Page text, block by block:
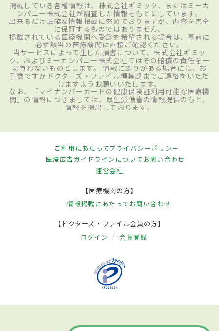
掲載している各種情報は、株式会社ギミック、またはミーカ
ンパニー株式会社が調査した情報をもとにしています。
出来るだけ正確な情報掲載に努めておりますが、内容を完全
に保証するものではありません。
掲載されている医療機関へ受診を希望される場合は、事前に
必ず該当の医療機関に直接ご確認ください。
当サービスによって生じた損害について、株式会社ギミッ
ク、およびミーカンパニー株式会社ではその賠償の責任を一
切負わないものとします。 情報に誤りがある場合には、お
手数ですがドクターズ・ファイル編集部までご連絡をいただ
けますようお願いいたします。
なお、「マイナンバーカードの健康保険証利用可能な医療機
関」の情報につきましては、厚生労働省の情報提供のもと、
情報を掲出しております。
ご利用にあたってプライバシーポリシー
医療広告ガイドラインについてお問い合わせ
運営会社
【医療機関の方】
情報掲載にあたって お問い合わせ
【ドクターズ・ファイル会員の方】
ログイン 会員登録